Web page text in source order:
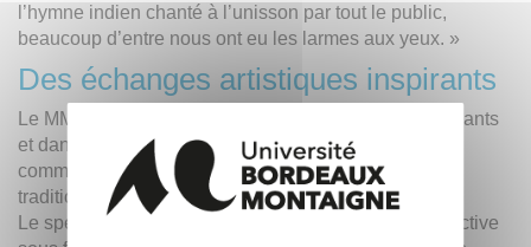
l’hymne indien chanté à l’unisson par tout le public,
beaucoup d’entre nous ont eu les larmes aux yeux. »
Des échanges artistiques inspirants
Le MMO a également partagé la scène avec les étudiants
et danseuses de la Jain University lors d’un concert
commun, mêlant musique classique et danses
traditionnelles indiennes.
Le spectacle s’est conclu par une improvisation collective